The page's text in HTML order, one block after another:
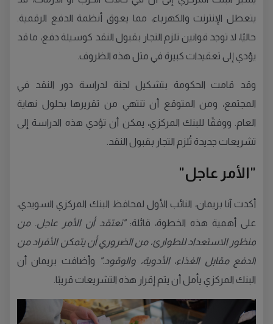
يتعطل الإنترنت والكهرباء، مما يعوق أنظمة الدفع الرقمية.
حاليًا، لا توجد قوانين تلزم التجار بقبول النقد كوسيلة دفع، ما قد
يؤدي إلى تعقيدات كبيرة في مثل هذه الظروف.
وقد قامت الحكومة بتشكيل لجنة لدراسة دور النقد في
المجتمع، ومن المتوقع أن تنتهي من تقريرها بحلول نهاية
العام. ووفقًا للبنك المركزي، يمكن أن تؤدي هذه الدراسة إلى
تشريعات جديدة تُلزم التجار بقبول النقد.
"الأمر عاجل"
أكدت آنا بريمان، النائب الأول لمحافظ البنك المركزي السويدي،
على أهمية هذه الخطوة، قائلة:"نعتقد أن الأمر عاجل. من
منظور الاستعداد للطوارئ، من الضروري أن يتمكن الأفراد من
الدفع مقابل الغذاء، الأدوية، والوقود." وأضافت بريمان أن
البنك المركزي يأمل أن يتم إقرار هذه التشريعات قريبًا.